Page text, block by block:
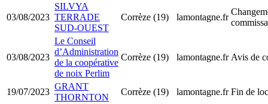
03/08/2023
SILVYA
TERRADE
SUD-OUEST
Corrèze (19) lamontagne.fr
03/08/2023
Le Conseil
d’Administration
de la coopérative
de noix Perlim
Corrèze (19) lamontagne.fr Avis de
19/07/2023
GRANT
THORNTON
Corrèze (19) lamontagne.fr Fin de